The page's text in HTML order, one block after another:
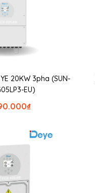
20KW 3pha (SUN-
EU)
₫